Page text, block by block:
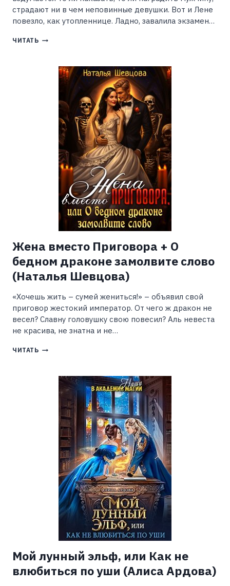
страдают ни в чем неповинные девушки. Вот и Лене
повезло, как утопленнице. Ладно, завалила экзамен…
ЧИТАТЬ НЕУДАЧНИЦА
(ТАНЯ
ГУРКАЛО)
Жена вместо Приговора + О
бедном драконе замолвите слово
(Наталья Шевцова)
«Хочешь жить – сумей жениться!» – объявил свой
приговор жестокий император. От чего ж дракон не
весел? Славну головушку свою повесил? Аль невеста
не красива, не знатна и не…
ЧИТАТЬ ЖЕНА
БЕДНОМ
ДРАКОНЕ
ЗАМОЛВИТЕ
СЛОВО
(НАТАЛЬЯ
ШЕВЦОВА)
Мой лунный эльф, или Как не
влюбиться по уши (Алиса Ардова)